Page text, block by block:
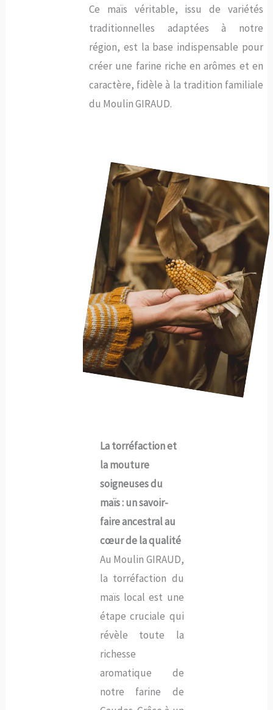
Ce maïs véritable, issu de variétés
traditionnelles adaptées à notre
région, est la base indispensable pour
créer une farine riche en arômes et en
caractère, fidèle à la tradition familiale
du Moulin GIRAUD.
La torréfaction et
la mouture
soigneuses du
maïs : un savoir-
faire ancestral au
cœur de la qualité
Au Moulin GIRAUD,
la torréfaction du
maïs local est une
étape cruciale qui
révèle toute la
richesse
aromatique de
notre farine de